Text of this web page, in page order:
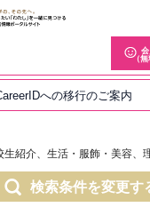
（無
への移行のご案内
生紹介、生活・服飾・美容、
検索条件を変更す